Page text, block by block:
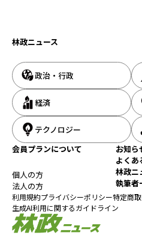
林政ニュース
政治・行政
経済
テクノロジー
会員プランについて
個人の方
法人の方
お知ら
よくあ
林政ニ
執筆者
利用規約プライバシーポリシー特定商
生成AI利用に関するガイドライン